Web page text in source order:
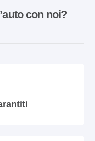
con noi?